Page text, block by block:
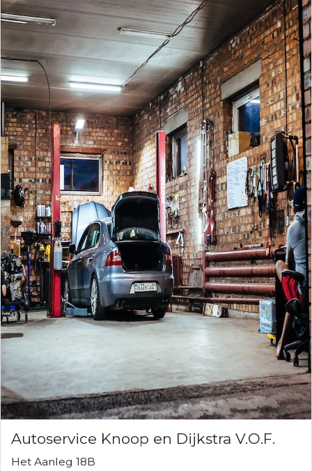
Autoservice Knoop en Dijkstra V.O.F.
Het Aanleg 18B